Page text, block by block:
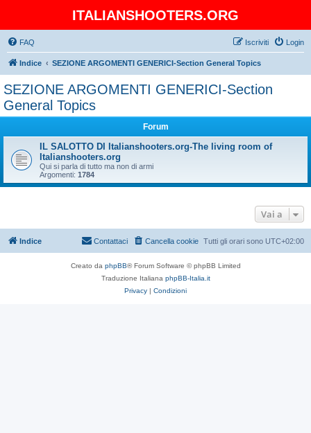
ITALIANSHOOTERS.ORG
FAQ Login
Iscriviti
Indice SEZIONE ARGOMENTI GENERICI-Section General Topics
SEZIONE ARGOMENTI GENERICI-Section
General Topics
Forum
IL SALOTTO DI Italianshooters.org-The living room of
Italianshooters.org
Qui si parla di tutto ma non di armi
Argomenti: 1784
Vai a
Indice Tutti gli orari sono UTC+02:00
Cancella cookie
Contattaci
Creato da phpBB® Forum Software © phpBB Limited
Traduzione Italiana phpBB-Italia.it
Privacy | Condizioni